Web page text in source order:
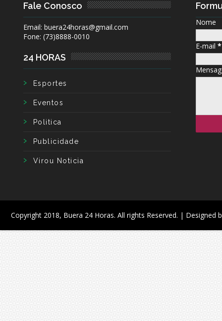
Fale Conosco
Email: buera24horas@gmail.com
Fone: (73)8888-0010
24 HORAS
Esportes
Eventos
Politica
Publicidade
Virou Noticia
Nome
E-mail *
Copyright 2018, Buera 24 Horas. All rights Reserved. | Designed